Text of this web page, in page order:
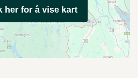
her for å vise kart